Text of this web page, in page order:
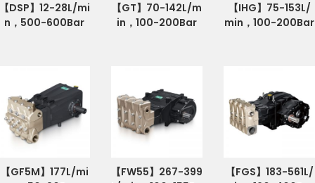
【DSP】12-28L/mi
n，500-600Bar
【GT】70-142L/m
in，100-200Bar
【IHG】75-153L/
min，100-200Bar
【GF5M】177L/mi
【FW55】267-399
【FGS】183-561L/